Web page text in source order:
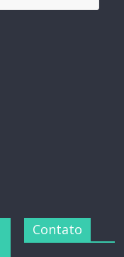
Contato